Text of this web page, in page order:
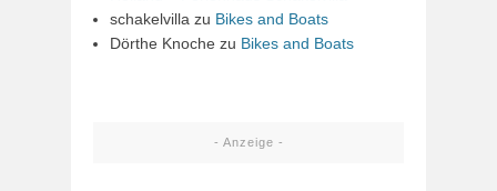
schakelvilla zu Bikes and Boats
Dörthe Knoche zu Bikes and Boats
- Anzeige -